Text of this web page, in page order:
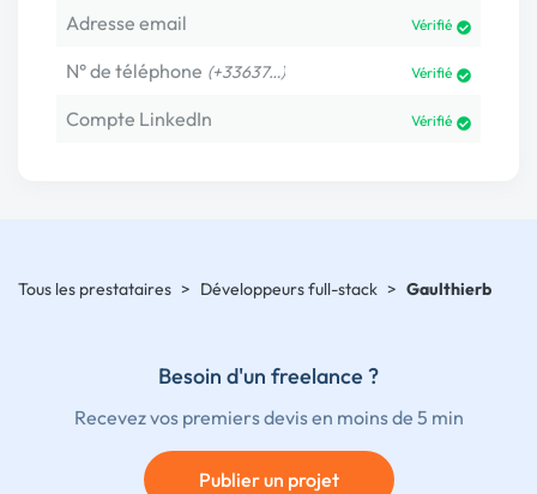
Adresse email Vérifié
N° de téléphone (+33637…) Vérifié
Compte LinkedIn Vérifié
Tous les prestataires > Développeurs full-stack > Gaulthierb
Besoin d'un freelance ?
Recevez vos premiers devis en moins de 5 min
Publier un projet